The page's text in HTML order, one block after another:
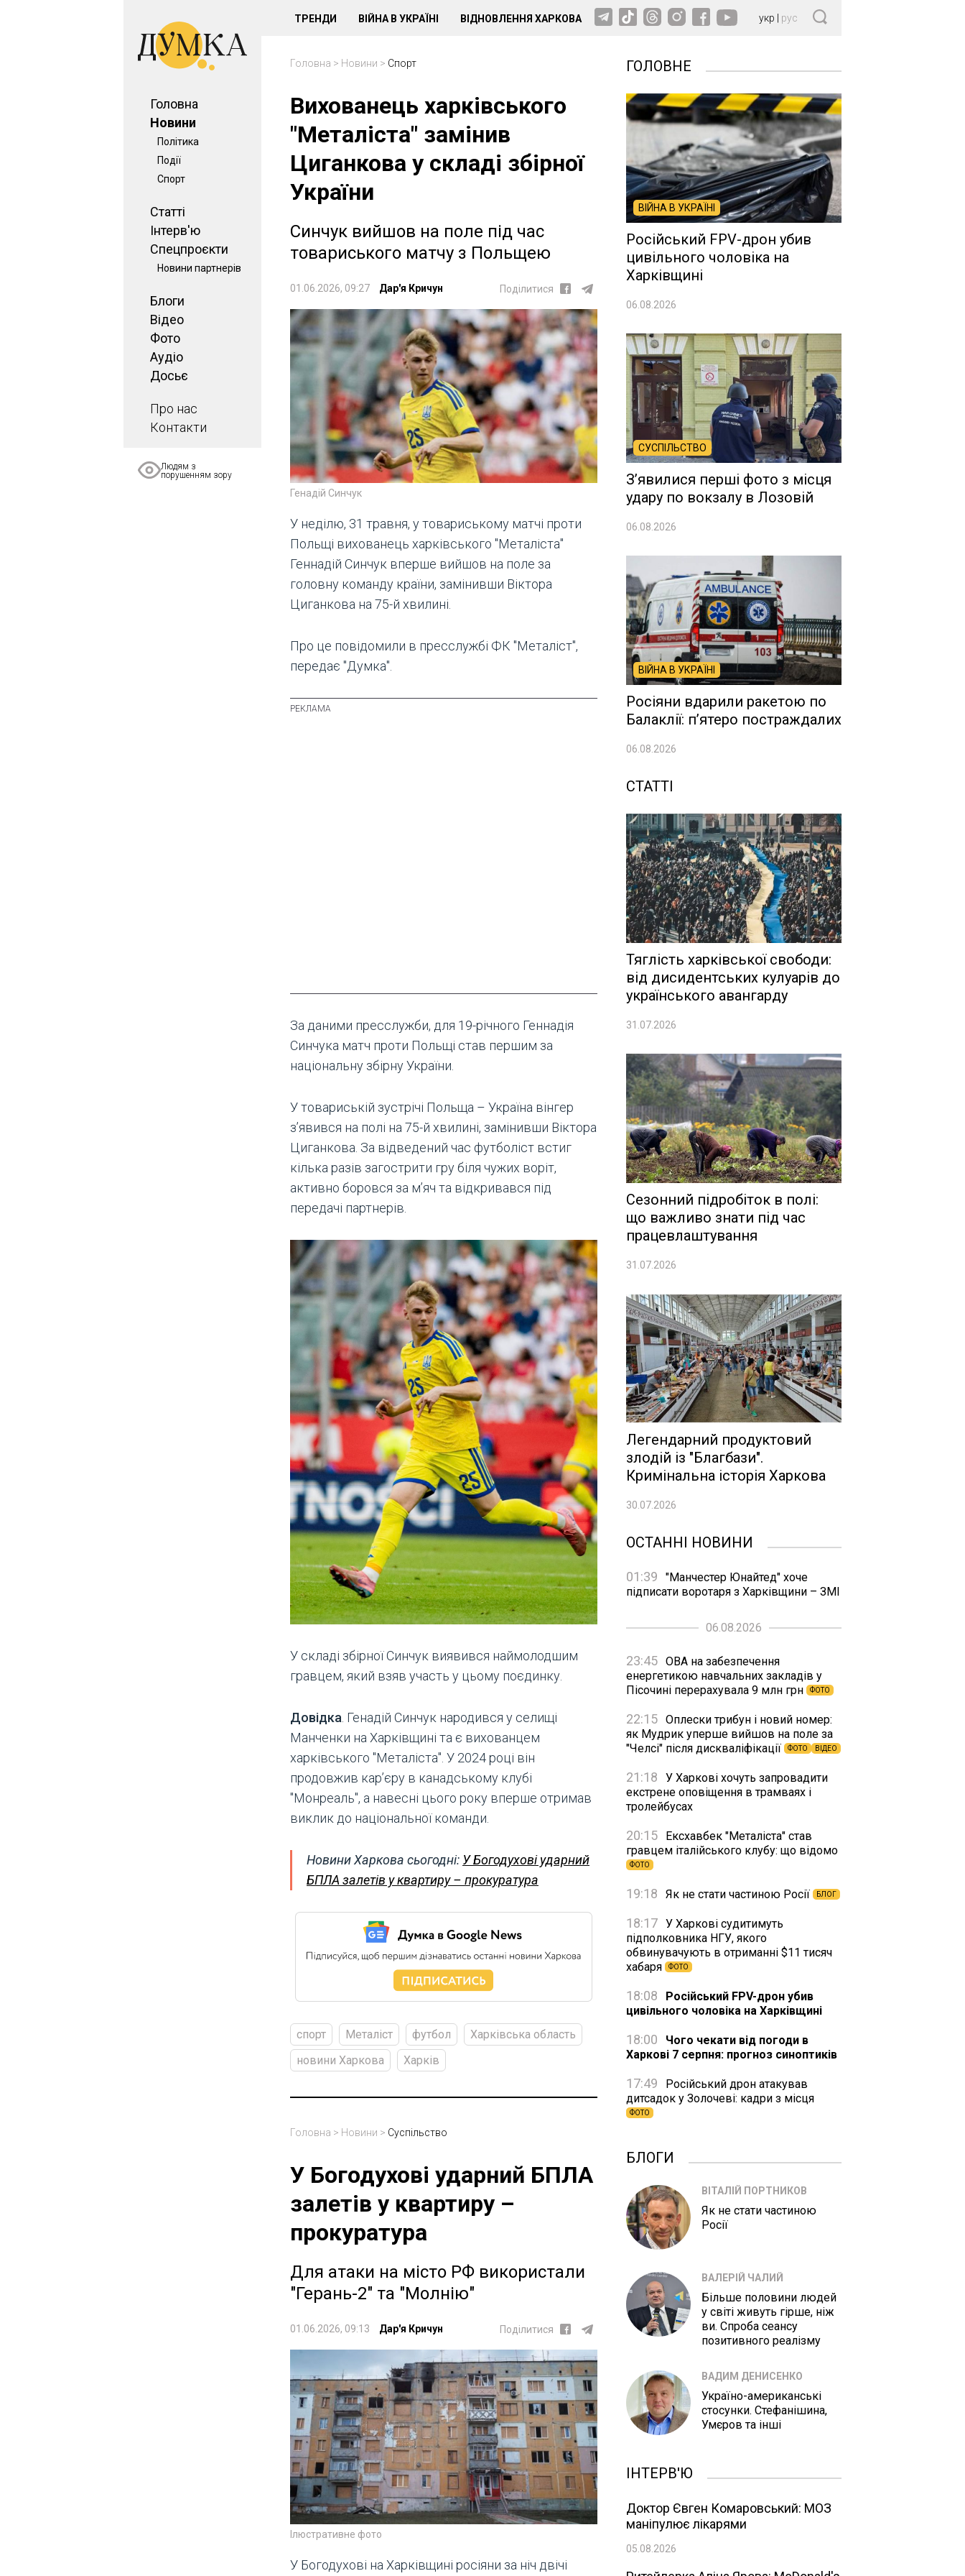
Головна
Новини
Політика
Події
Спорт
Статті
Інтерв'ю
Спецпроєкти
Новини партнерів
Блоги
Відео
Фото
Аудіо
Досьє
Про нас
Контакти
Людям з
порушенням зору
ТРЕНДИ ВІЙНА В УКРАЇНІ ВІДНОВЛЕННЯ ХАРКОВА укр рус
Головна > Новини > Спорт
Вихованець харківського
"Металіста" замінив
Циганкова у складі збірної
України
Синчук вийшов на поле під час
товариського матчу з Польщею
01.06.2026, 09:27 Дар'я Кричун Поділитися
Генадій Синчук
У неділю, 31 травня, у товариському матчі проти
Польщі вихованець харківського "Металіста"
Геннадій Синчук вперше вийшов на поле за
головну команду країни, замінивши Віктора
Циганкова на 75-й хвилині.
Про це повідомили в пресслужбі ФК "Металіст",
передає "Думка".
За даними пресслужби, для 19-річного Геннадія
Синчука матч проти Польщі став першим за
національну збірну України.
У товариській зустрічі Польща – Україна вінгер
з’явився на полі на 75-й хвилині, замінивши Віктора
Циганкова. За відведений час футболіст встиг
кілька разів загострити гру біля чужих воріт,
активно боровся за м’яч та відкривався під
передачі партнерів.
У складі збірної Синчук виявився наймолодшим
гравцем, який взяв участь у цьому поєдинку.
Довідка. Генадій Синчук народився у селищі
Манченки на Харківщині та є вихованцем
харківського "Металіста". У 2024 році він
продовжив кар’єру в канадському клубі
"Монреаль", а навесні цього року вперше отримав
виклик до національної команди.
Новини Харкова сьогодні: У Богодухові ударний
БПЛА залетів у квартиру – прокуратура
спорт Металіст футбол
Харківська область
новини Харкова
Харків
Головна > Новини > Суспільство
У Богодухові ударний БПЛА
залетів у квартиру –
прокуратура
Для атаки на місто РФ використали
"Герань-2" та "Молнію"
01.06.2026, 09:13 Дар'я Кричун Поділитися
Ілюстративне фото
У Богодухові на Харківщині росіяни за ніч двічі
ГОЛОВНЕ
ВІЙНА В УКРАЇНІ
Російський FPV-дрон убив
цивільного чоловіка на
Харківщині
06.08.2026
СУСПІЛЬСТВО
Зʼявилися перші фото з місця
удару по вокзалу в Лозовій
06.08.2026
ВІЙНА В УКРАЇНІ
Росіяни вдарили ракетою по
Балаклії: п’ятеро постраждалих
06.08.2026
СТАТТІ
Тяглість харківської свободи:
від дисидентських кулуарів до
українського авангарду
31.07.2026
Сезонний підробіток в полі:
що важливо знати під час
працевлаштування
31.07.2026
Легендарний продуктовий
злодій із "Благбази".
Кримінальна історія Харкова
30.07.2026
ОСТАННІ НОВИНИ
01:39
"Манчестер Юнайтед" хоче
підписати воротаря з Харківщини – ЗМІ
06.08.2026
23:45 ОВА на забезпечення
енергетикою навчальних закладів у
Пісочині перерахувала 9 млн грн
ФОТО
22:15 Оплески трибун і новий номер:
як Мудрик уперше вийшов на поле за
"Челсі" після дискваліфікації
ФОТО ВІДЕО
21:18
У Харкові хочуть запровадити
екстрене оповіщення в трамваях і
тролейбусах
20:15
Ексхавбек "Металіста" став
гравцем італійського клубу: що відомо
ФОТО
19:18 Як не стати частиною Росії БЛОГ
18:17 У Харкові судитимуть
підполковника НГУ, якого
обвинувачують в отриманні $11 тисяч
хабаря
ФОТО
18:08
Російський FPV-дрон убив
цивільного чоловіка на Харківщині
18:00
Чого чекати від погоди в
Харкові 7 серпня: прогноз синоптиків
17:49
Російський дрон атакував
дитсадок у Золочеві: кадри з місця
ФОТО
БЛОГИ
ВІТАЛІЙ ПОРТНИКОВ
Як не стати частиною
Росії
ВАЛЕРІЙ ЧАЛИЙ
Більше половини людей
у світі живуть гірше, ніж
ви. Спроба сеансу
позитивного реалізму
ВАДИМ ДЕНИСЕНКО
Україно-американські
стосунки. Стефанішина,
Умєров та інші
ІНТЕРВ'Ю
Доктор Євген Комаровський: МОЗ
маніпулює лікарями
05.08.2026